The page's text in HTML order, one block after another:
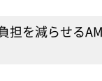
担を減らせる